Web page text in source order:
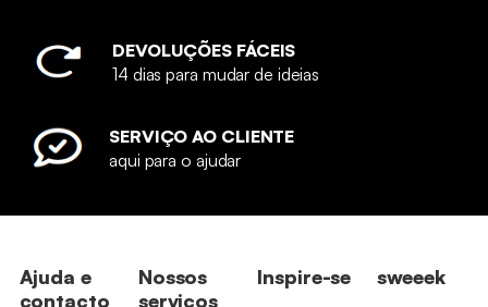
DEVOLUÇÕES FÁCEIS
14 dias para mudar de ideias
SERVIÇO AO CLIENTE
aqui para o ajudar
Ajuda e
contacto
Nossos
serviços
Inspire-se sweeek